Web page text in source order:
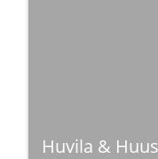
Huvila &